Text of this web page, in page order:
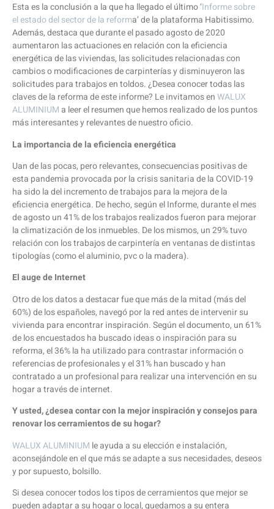
Esta es la conclusión a la que ha llegado el último ‘Informe sobre
el estado del sector de la reforma’ de la plataforma Habitissimo.
Además, destaca que durante el pasado agosto de 2020
aumentaron las actuaciones en relación con la eficiencia
energética de las viviendas, las solicitudes relacionadas con
cambios o modificaciones de carpinterías y disminuyeron las
solicitudes para trabajos en toldos. ¿Desea conocer todas las
claves de la reforma de este informe? Le invitamos enWALUX
ALUMINIUM a leer el resumen que hemos realizado de los puntos
más interesantes y relevantes de nuestro oficio.
La importancia de la eficiencia energética
Uan de las pocas, pero relevantes, consecuencias positivas de
esta pandemia provocada por la crisis sanitaria de la COVID-19
ha sido la del incremento de trabajos para la mejora de la
eficiencia energética. De hecho, según el Informe, durante el mes
de agosto un 41% de los trabajos realizados fueron para mejorar
la climatización de los inmuebles. De los mismos, un 29% tuvo
relación con los trabajos de carpintería en ventanas de distintas
tipologías (como el aluminio, pvc o la madera).
El auge de Internet
Otro de los datos a destacar fue que más de la mitad (más del
60%) de los españoles, navegó por la red antes de intervenir su
vivienda para encontrar inspiración. Según el documento, un 61%
de los encuestados ha buscado ideas o inspiración para su
reforma, el 36% la ha utilizado para contrastar información o
referencias de profesionales y el 31% han buscado y han
contratado a un profesional para realizar una intervención en su
hogar a través de internet.
Y usted, ¿desea contar con la mejor inspiración y consejos para
renovar los cerramientos de su hogar?
WALUX ALUMINIUM le ayuda a su elección e instalación,
aconsejándole en el que más se adapte a sus necesidades, deseos
y por supuesto, bolsillo.
Si desea conocer todos los tipos de cerramientos que mejor se
pueden adaptar a su hogar o local, quedamos a su entera